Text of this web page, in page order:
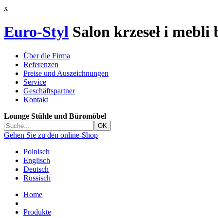
x
Euro-Styl Salon krzeseł i
Über die Firma
Referenzen
Preise und Auszeichnungen
Service
Geschäftspartner
Kontakt
Lounge Stühle und Büromöbel
Gehen Sie zu den online-Shop
Polnisch
Englisch
Deutsch
Russisch
Home
Produkte